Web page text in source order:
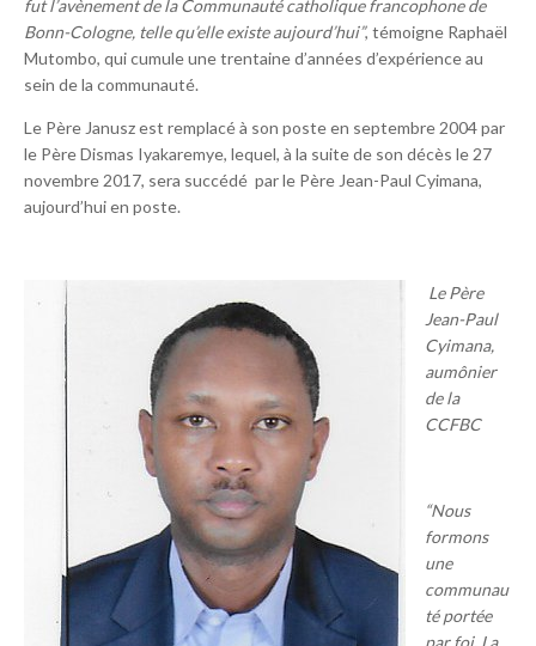
fut l’avènement de la Communauté catholique francophone de
Bonn-Cologne, telle qu’elle existe aujourd’hui”, témoigne Raphaël
Mutombo, qui cumule une trentaine d’années d’expérience au
sein de la communauté.
Le Père Janusz est remplacé à son poste en septembre 2004 par
le Père Dismas Iyakaremye, lequel, à la suite de son décès le 27
novembre 2017, sera succédé par le Père Jean-Paul Cyimana,
aujourd’hui en poste.
Le Père
Jean-Paul
Cyimana,
aumônier
de la
CCFBC
“Nous
formons
une
communau
té portée